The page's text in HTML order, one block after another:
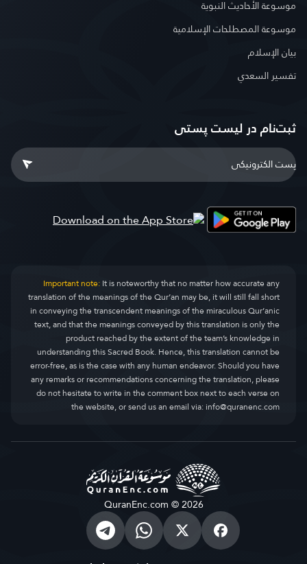
موسوعة الأحاديث النبوية
موسوعة المصطلحات الإسلامية
بيان الإسلام
تفسير السعدي
ثبت‌نام در ليست پستى
Important note:It is noteworthy that no matter how accurate any
translation of the meanings of the Qur’an may be, it will still fall short
in conveying the transcendent meanings of the miraculous Qur’anic
text, and that the meanings conveyed by this translation is only the
product reached by the extent of the team’s knowledge in
understanding this Sacred Book. Hence, this translation cannot be
error-free, as is the case with any human endeavor. Should you have
any remarks or recommendations concerning the translation, please
do not hesitate to write in the comment box next to each verse on
the website, or send us an email via:info@quranenc.com
QuranEnc.com © 2026